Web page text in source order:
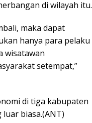
di wilayah itu.
maka dapat
hanya para pelaku
wisatawan
setempat,”
di tiga kabupaten
biasa.(ANT)